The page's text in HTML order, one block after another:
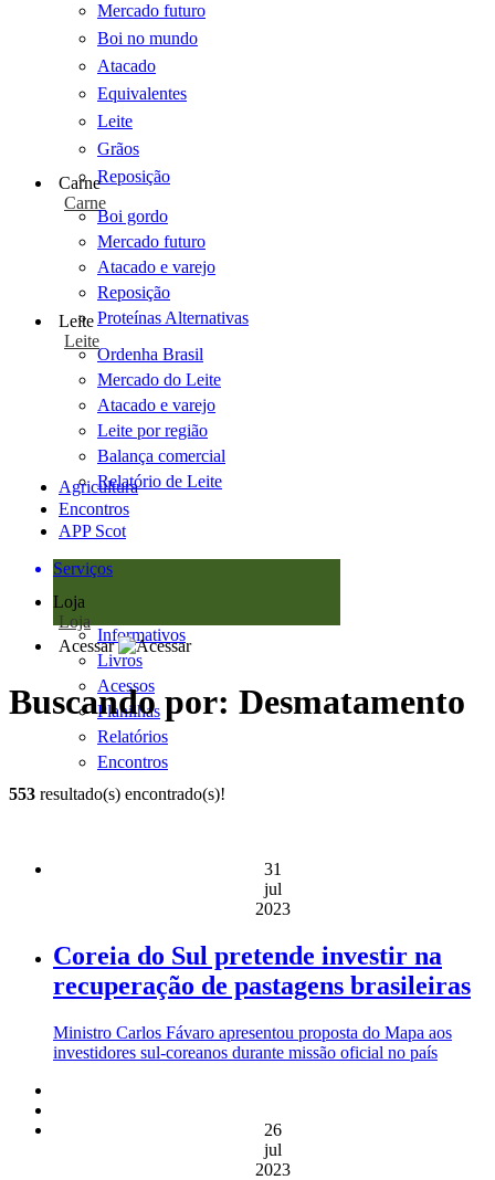
Mercado futuro
Boi no mundo
Atacado
Equivalentes
Leite
Grãos
Reposição
Carne
Carne
Boi gordo
Mercado futuro
Atacado e varejo
Reposição
Proteínas Alternativas
Leite
Leite
Ordenha Brasil
Mercado do Leite
Atacado e varejo
Leite por região
Balança comercial
Relatório de Leite
Agricultura
Encontros
APP Scot
Serviços
Loja
Loja
Informativos
Livros
Acessos
Planilhas
Relatórios
Encontros
Acessar
Buscando por: Desmatamento
553 resultado(s) encontrado(s)!
31
jul
2023
Coreia do Sul pretende investir na
recuperação de pastagens brasileiras
Ministro Carlos Fávaro apresentou proposta do Mapa aos
investidores sul-coreanos durante missão oficial no país
26
jul
2023